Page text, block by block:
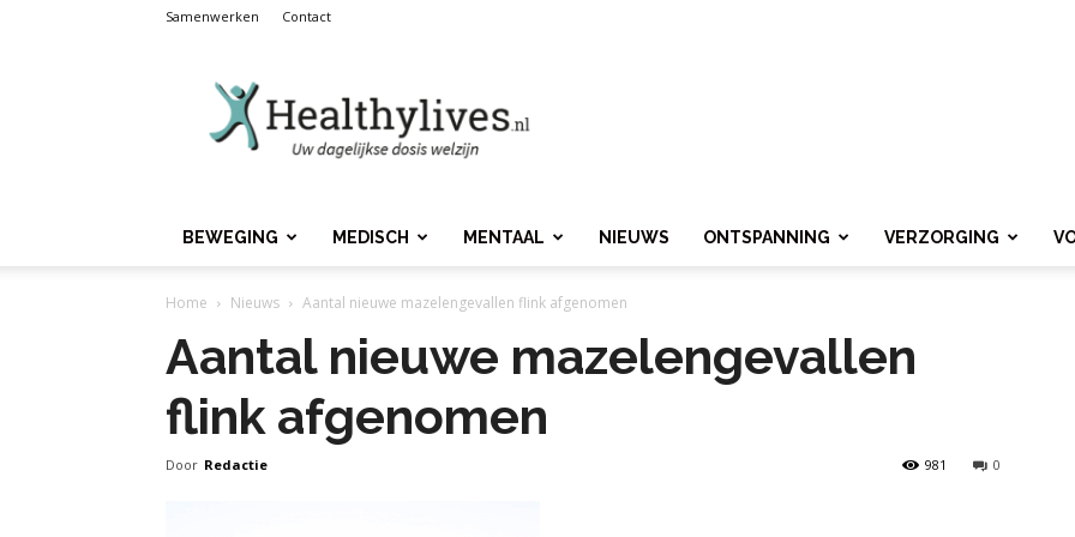
Samenwerken Contact
BEWEGING MEDISCH MENTAAL NIEUWS ONTSPANNING VERZORGING
Home Nieuws Aantal nieuwe mazelengevallen flink afgenomen
Aantal nieuwe mazelengevallen
flink afgenomen
Door Redactie 0
981